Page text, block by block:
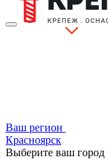
Ваш регион
Красноярск
Выберите ваш город